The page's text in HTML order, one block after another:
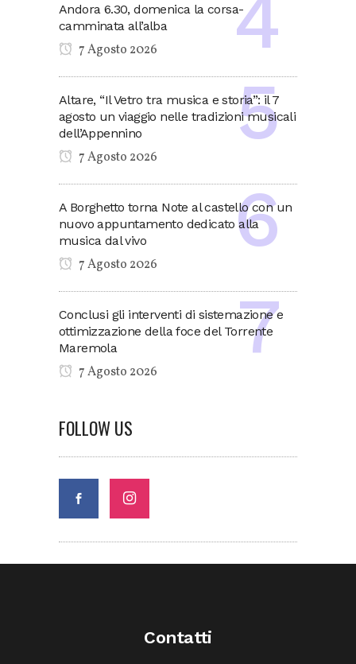
Andora 6.30, domenica la corsa-
camminata all’alba
7 Agosto 2026
Altare, “Il Vetro tra musica e storia”: il 7
agosto un viaggio nelle tradizioni musicali
dell’Appennino
7 Agosto 2026
A Borghetto torna Note al castello con un
nuovo appuntamento dedicato alla
musica dal vivo
7 Agosto 2026
Conclusi gli interventi di sistemazione e
ottimizzazione della foce del Torrente
Maremola
7 Agosto 2026
FOLLOW US
Contatti